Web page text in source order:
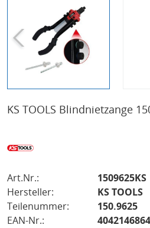
KS TOOLS Blindnietzange
Art.Nr.:
1509625KS
Hersteller:
KS TOOLS
Teilenummer:
150.9625
EAN-Nr.: